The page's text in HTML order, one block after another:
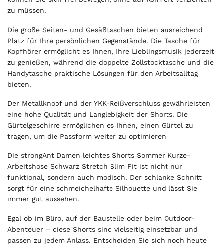
zu müssen.
Die große Seiten- und Gesäßtaschen bieten ausreichend
Platz für Ihre persönlichen Gegenstände. Die Tasche für
Kopfhörer ermöglicht es Ihnen, Ihre Lieblingsmusik jederzeit
zu genießen, während die doppelte Zollstocktasche und die
Handytasche praktische Lösungen für den Arbeitsalltag
bieten.
Der Metallknopf und der YKK-Reißverschluss gewährleisten
eine hohe Qualität und Langlebigkeit der Shorts. Die
Gürtelgeschirre ermöglichen es Ihnen, einen Gürtel zu
tragen, um die Passform weiter zu optimieren.
Die strongAnt Damen leichtes Shorts Sommer Kurze-
Arbeitshose Schwarz Stretch Slim Fit ist nicht nur
funktional, sondern auch modisch. Der schlanke Schnitt
sorgt für eine schmeichelhafte Silhouette und lässt Sie
immer gut aussehen.
Egal ob im Büro, auf der Baustelle oder beim Outdoor-
Abenteuer – diese Shorts sind vielseitig einsetzbar und
passen zu jedem Anlass. Entscheiden Sie sich noch heute